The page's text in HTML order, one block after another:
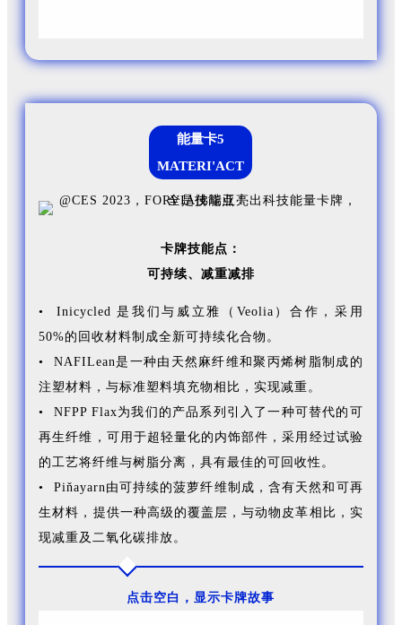
能量卡5
MATERI'ACT
卡牌技能点：
可持续、 减重减排
• Inicycled 是我们与威立雅（Veolia）合作，采用
50%的回收材料制成全新可持续化合物。
• NAFILean是一种由天然麻纤维和聚丙烯树脂制成的
注塑材料，与标准塑料填充物相比，实现减重。
• NFPP Flax为我们的产品系列引入了一种可替代的可
再生纤维，可用于超轻量化的内饰部件，采用经过试验
的工艺将纤维与树脂分离，具有最佳的可回收性。
• Piňayarn由可持续的菠萝纤维制成，含有天然和可再
生材料，提供一种高级的覆盖层，与动物皮革相比，实
现减重及二氧化碳排放。
点击空白，显示卡牌故事